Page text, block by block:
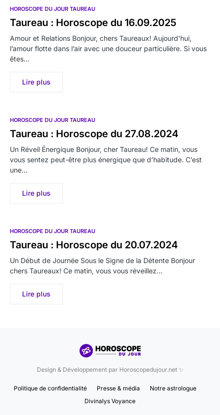
HOROSCOPE DU JOUR TAUREAU
Taureau : Horoscope du 16.09.2025
Amour et Relations Bonjour, chers Taureaux! Aujourd’hui,
l’amour flotte dans l’air avec une douceur particulière. Si vous
êtes…
Lire plus
HOROSCOPE DU JOUR TAUREAU
Taureau : Horoscope du 27.08.2024
Un Réveil Énergique Bonjour, cher Taureau! Ce matin, vous
vous sentez peut-être plus énergique que d’habitude. C’est
une…
Lire plus
HOROSCOPE DU JOUR TAUREAU
Taureau : Horoscope du 20.07.2024
Un Début de Journée Sous le Signe de la Détente Bonjour
chers Taureaux! Ce matin, vous vous réveillez…
Lire plus
Design & Développement par Horoscopedujour.net ✨
Politique de confidentialité Presse & média
Notre astrologue
Divinalys Voyance